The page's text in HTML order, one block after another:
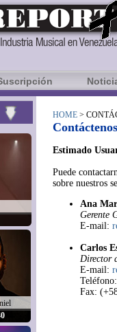
HOME >
Contáctenos
Estimado
Puede
sobre nuestros
Ana
Gerente
E-mail:
Carlos
Director
E-mail:
Fax: